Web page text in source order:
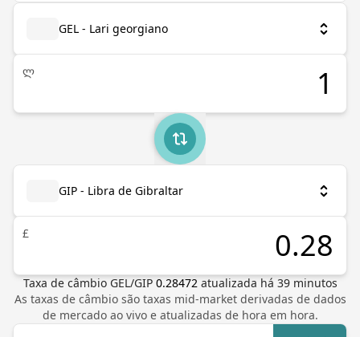
GEL - Lari georgiano
ლ
GIP - Libra de Gibraltar
£
Taxa de câmbio GEL/GIP 0.28472 atualizada há 39minutos
As taxas de câmbio são taxas mid-market derivadas de dados
de mercado ao vivo e atualizadas de hora em hora.